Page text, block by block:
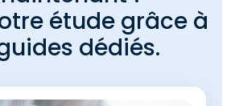
étude grâce à
dédiés.